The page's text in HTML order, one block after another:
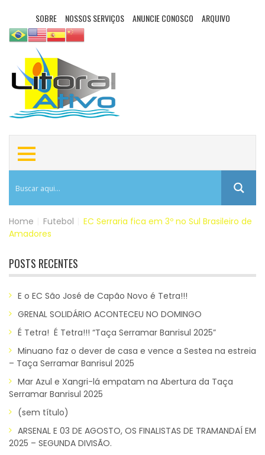
SOBRE NOSSOS SERVIÇOS ANUNCIE CONOSCO ARQUIVO
Home Futebol
EC Serraria fica em 3º no Sul Brasileiro de
Amadores
POSTS RECENTES
E o EC São José de Capão Novo é Tetra!!!
GRENAL SOLIDÁRIO ACONTECEU NO DOMINGO
É Tetra! É Tetra!!! “Taça Serramar Banrisul 2025”
Minuano faz o dever de casa e vence a Sestea na estreia
– Taça Serramar Banrisul 2025
Mar Azul e Xangri-lá empatam na Abertura da Taça
Serramar Banrisul 2025
(sem título)
ARSENAL E 03 DE AGOSTO, OS FINALISTAS DE TRAMANDAÍ EM
2025 – SEGUNDA DIVISÃO.